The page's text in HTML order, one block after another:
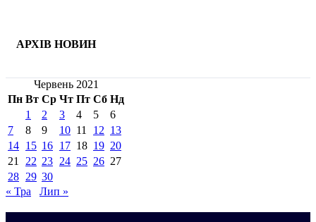
АРХІВ НОВИН
Червень 2021
Пн Вт Ср Чт Пт Сб Нд
1
2 3 4 5
6
7
8 9 10 11 12 13
14 15 16 17 18 19 20
21
22 23 24 25 26 27
28 29 30
« Тра
Лип »